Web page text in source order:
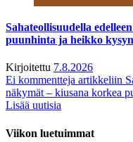
Sahateollisuudella
puunhinta ja heikko
Kirjoitettu 7.8.2026
Ei kommentteja artikkeliin
näkymät – kiusana korkea
Lisää uutisia
Viikon luetuimmat